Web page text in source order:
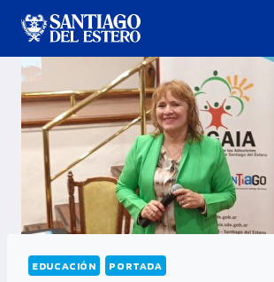
EDUCACIÓN PORTADA